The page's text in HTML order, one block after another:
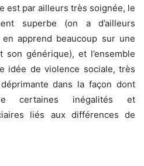
est par ailleurs très soignée, le
superbe (on a d’ailleurs
apprend beaucoup sur une
son générique), et l’ensemble
idée de violence sociale, très
dans la façon dont
certaines inégalités et
liés aux différences de